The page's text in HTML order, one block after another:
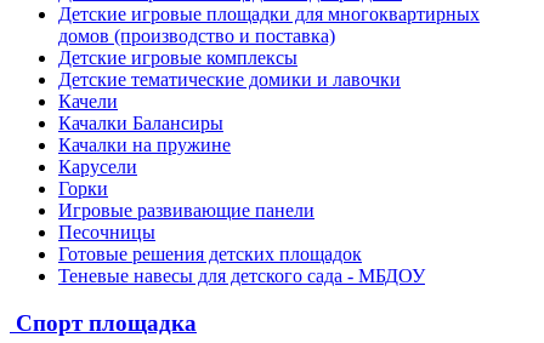
Детские игровые площадки для многоквартирных
домов (производство и поставка)
Детские игровые комплексы
Детские тематические домики и лавочки
Качели
Качалки Балансиры
Качалки на пружине
Карусели
Горки
Игровые развивающие панели
Песочницы
Готовые решения детских площадок
Теневые навесы для детского сада - МБДОУ
Спорт площадка